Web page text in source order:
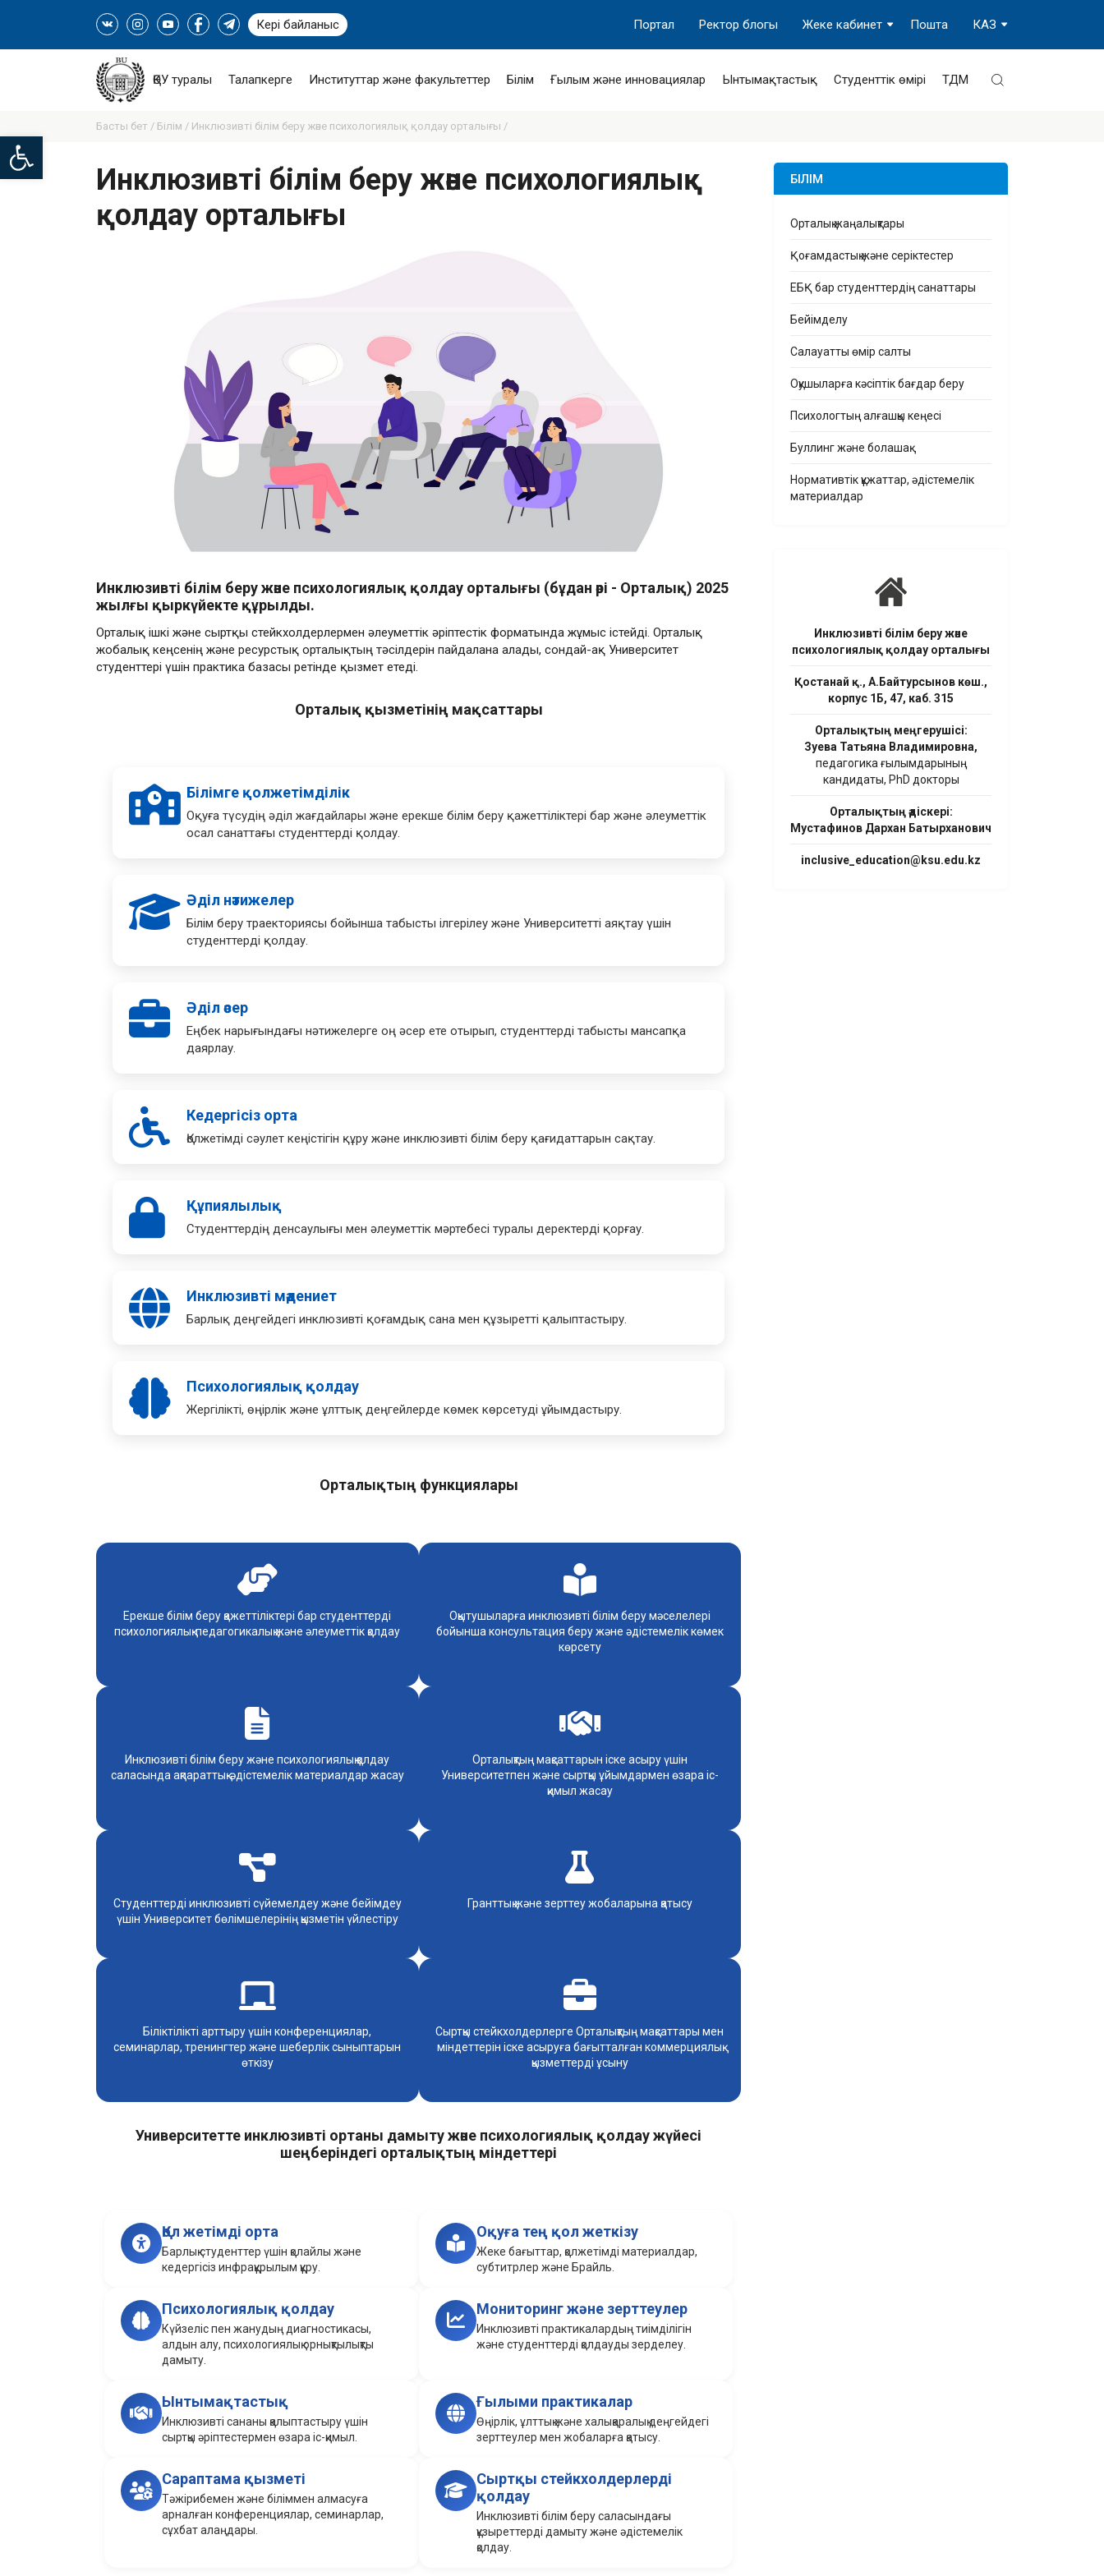
Open toolbar
Кері байланыс КАЗ
Пошта
Жеке кабинет
Ректор блогы
Портал
ҚӨУ туралы Талапкерге Институттар және факультеттер Білім Ғылым және инновациялар Ынтымақтастық Студенттік өмірі ТДМ
Басты бет / Білім / Инклюзивті білім беру және психологиялық қолдау орталығы /
Инклюзивті білім беру және психологиялық
қолдау орталығы
Инклюзивті білім беру және психологиялық қолдау орталығы (бұдан әрі - Орталық) 2025
жылғы қыркүйекте құрылды.
Орталық ішкі және сыртқы стейкхолдерлермен әлеуметтік әріптестік форматында жұмыс істейді. Орталық
жобалық кеңсенің және ресурстық орталықтың тәсілдерін пайдалана алады, сондай-ақ Университет
студенттері үшін практика базасы ретінде қызмет етеді.
Орталық қызметінің мақсаттары
Білімге қолжетімділік
Оқуға түсудің әділ жағдайлары және ерекше білім беру қажеттіліктері бар және әлеуметтік
осал санаттағы студенттерді қолдау.
Әділ нәтижелер
Білім беру траекториясы бойынша табысты ілгерілеу және Университетті аяқтау үшін
студенттерді қолдау.
Әділ әсер
Еңбек нарығындағы нәтижелерге оң әсер ете отырып, студенттерді табысты мансапқа
даярлау.
Кедергісіз орта
Қолжетімді сәулет кеңістігін құру және инклюзивті білім беру қағидаттарын сақтау.
Құпиялылық
Студенттердің денсаулығы мен әлеуметтік мәртебесі туралы деректерді қорғау.
Инклюзивті мәдениет
Барлық деңгейдегі инклюзивті қоғамдық сана мен құзыретті қалыптастыру.
Психологиялық қолдау
Жергілікті, өңірлік және ұлттық деңгейлерде көмек көрсетуді ұйымдастыру.
Орталықтың функциялары
Ерекше білім беру қажеттіліктері бар студенттерді
психологиялық-педагогикалық және әлеуметтік қолдау
Оқытушыларға инклюзивті білім беру мәселелері
бойынша консультация беру және әдістемелік көмек
көрсету
Инклюзивті білім беру және психологиялық қолдау
саласында ақпараттық-әдістемелік материалдар жасау
Орталықтың мақсаттарын іске асыру үшін
Университетпен және сыртқы ұйымдармен өзара іс-
қимыл жасау
Студенттерді инклюзивті сүйемелдеу және бейімдеу
үшін Университет бөлімшелерінің қызметін үйлестіру
Гранттық және зерттеу жобаларына қатысу
Біліктілікті арттыру үшін конференциялар,
семинарлар, тренингтер және шеберлік сыныптарын
өткізу
Сыртқы стейкхолдерлерге Орталықтың мақсаттары мен
міндеттерін іске асыруға бағытталған коммерциялық
қызметтерді ұсыну
Университетте инклюзивті ортаны дамыту және психологиялық қолдау жүйесі
шеңберіндегі орталықтың міндеттері
Қол жетімді орта
Барлық студенттер үшін қолайлы және
кедергісіз инфрақұрылым құру.
Оқуға тең қол жеткізу
Жеке бағыттар, қолжетімді материалдар,
субтитрлер және Брайль.
Психологиялық қолдау
Күйзеліс пен жанудың диагностикасы,
алдын алу, психологиялық орнықтылықты
дамыту.
Мониторинг және зерттеулер
Инклюзивті практикалардың тиімділігін
және студенттерді қолдауды зерделеу.
Ынтымақтастық
Инклюзивті сананы қалыптастыру үшін
сыртқы әріптестермен өзара іс-қимыл.
Ғылыми практикалар
Өңірлік, ұлттық және халықаралық деңгейдегі
зерттеулер мен жобаларға қатысу.
Сараптама қызметі
Тәжірибемен және біліммен алмасуға
арналған конференциялар, семинарлар,
сұхбат алаңдары.
Сыртқы стейкхолдерлерді
қолдау
Инклюзивті білім беру саласындағы
құзыреттерді дамыту және әдістемелік
қолдау.
БІЛІМ
Орталық жаңалықтары
Қоғамдастық және серіктестер
ЕБҚ бар студенттердің санаттары
Бейімделу
Салауатты өмір салты
Оқушыларға кәсіптік бағдар беру
Психологтың алғашқы кеңесі
Буллинг және болашақ
Нормативтік құжаттар, әдістемелік
материалдар
Инклюзивті білім беру және
психологиялық қолдау орталығы
Қостанай қ., А.Байтурсынов көш.,
корпус 1Б, 47, каб. 315
Орталықтың меңгерушісі:
Зуева Татьяна Владимировна,
педагогика ғылымдарының
кандидаты, PhD докторы
Орталықтың әдіскері:
Мустафинов Дархан Батырханович
inclusive_education@ksu.edu.kz